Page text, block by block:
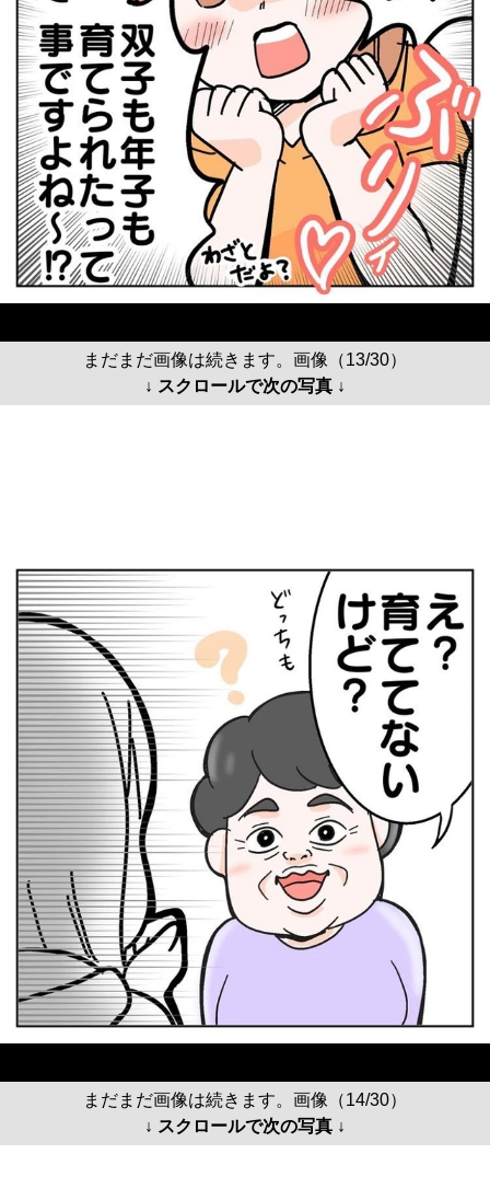
まだまだ画像は続きます。画像（13/30）
↓ スクロールで次の写真 ↓
まだまだ画像は続きます。画像（14/30）
↓ スクロールで次の写真 ↓